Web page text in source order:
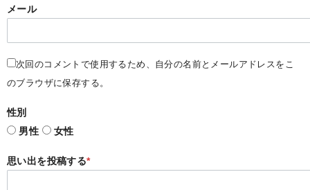
メール
次回のコメントで使用するため、自分の名前とメールアドレスをこ
のブラウザに保存する。
性別
男性
女性
思い出を投稿する*